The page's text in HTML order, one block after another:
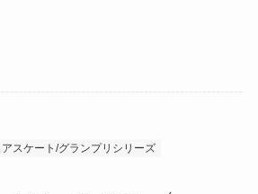
スケート/グランプリシリーズ